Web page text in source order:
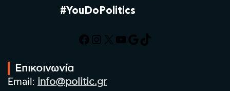
#YouDoPolitics
Facebook
Instagram
X YouTube
Google
TikTok
Επικοινωνία
Email: info@politic.gr